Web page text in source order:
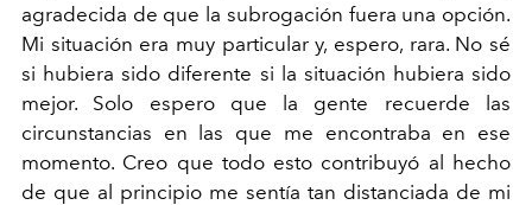
agradecida de que la subrogación fuera una opción.
Mi situación era muy particular y, espero, rara. No sé
si hubiera sido diferente si la situación hubiera sido
mejor. Solo espero que la gente recuerde las
circunstancias en las que me encontraba en ese
momento. Creo que todo esto contribuyó al hecho
de que al principio me sentía tan distanciada de mi